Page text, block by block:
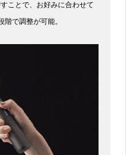
ことで、お好みに合わせて
で調整が可能。